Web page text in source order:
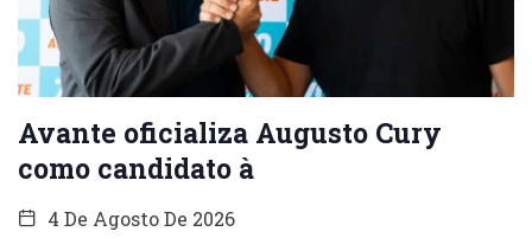
Avante oficializa Augusto Cury
como candidato à
4 De Agosto De 2026